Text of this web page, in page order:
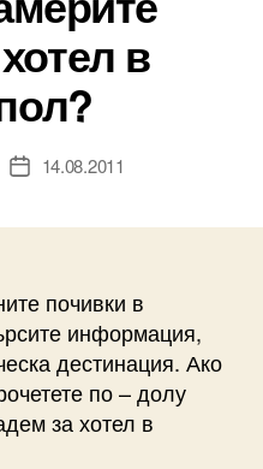
в
Post14.08.2011
почивки в
информация,
дестинация. Ако
по – долу
за хотел в